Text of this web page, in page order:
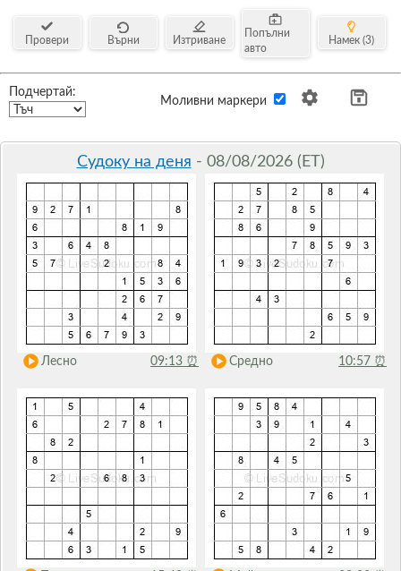
Провери Върни Изтриване
Попълни
авто
Намек (3)
Подчертай:
Моливни маркери
Судоку на деня - 08/08/2026 (ET)
Лесно 09:13 ⏰ Средно 10:57 ⏰